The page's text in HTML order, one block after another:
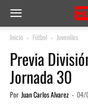
Inicio Fútbol Juveniles
Previa
Jornada 30
Por Juan Carlos Alvarez - 04/